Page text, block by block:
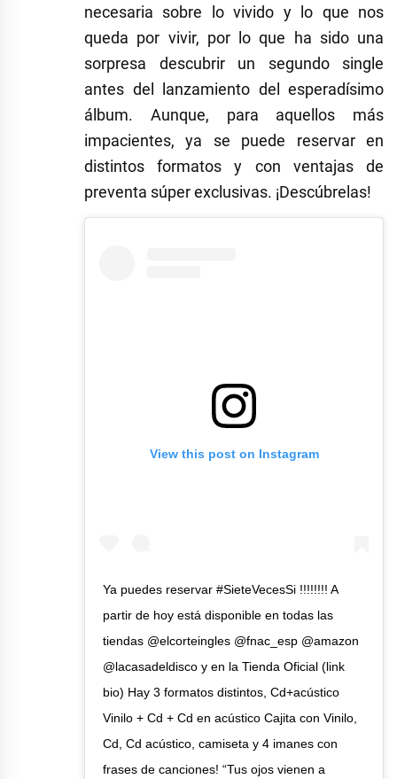
necesaria sobre lo vivido y lo que nos
queda por vivir, por lo que ha sido una
sorpresa descubrir un segundo single
antes del lanzamiento del esperadísimo
álbum. Aunque, para aquellos más
impacientes, ya se puede reservar en
distintos formatos y con ventajas de
preventa súper exclusivas. ¡Descúbrelas!
View this post on Instagram
Ya puedes reservar #SieteVecesSi !!!!!!!! A
partir de hoy está disponible en todas las
tiendas @elcorteingles @fnac_esp @amazon
@lacasadeldisco y en la Tienda Oficial (link
bio) Hay 3 formatos distintos, Cd+acústico
Vinilo + Cd + Cd en acústico Cajita con Vinilo,
Cd, Cd acústico, camiseta y 4 imanes con
frases de canciones! “Tus ojos vienen a